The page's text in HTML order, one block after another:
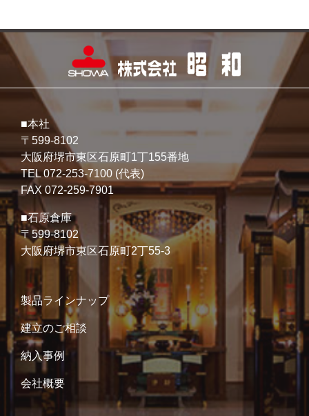
■本社
〒599-8102
大阪府堺市東区石原町1丁155番地
TEL 072-253-7100 (代表)
FAX 072-259-7901
■石原倉庫
〒599-8102
大阪府堺市東区石原町2丁55-3
製品ラインナップ
建立のご相談
納入事例
会社概要